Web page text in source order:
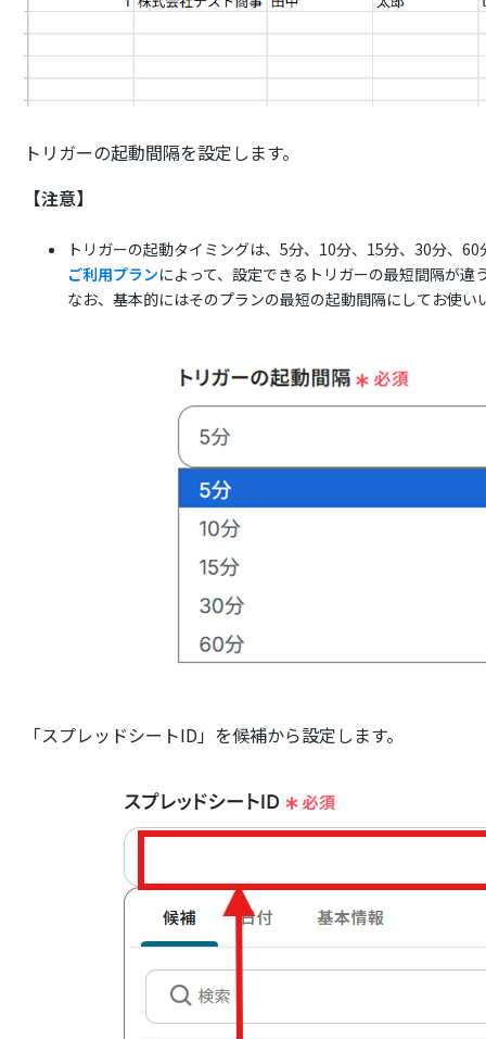
トリガーの起動間隔を設定します。
【注意】
トリガーの起動タイミングは、5分、10分、15分、30分、
ご利用プランによって、設定できるトリガーの最短間隔が違
なお、基本的にはそのプランの最短の起動間隔にしてお使
「スプレッドシートID」を候補から設定します。